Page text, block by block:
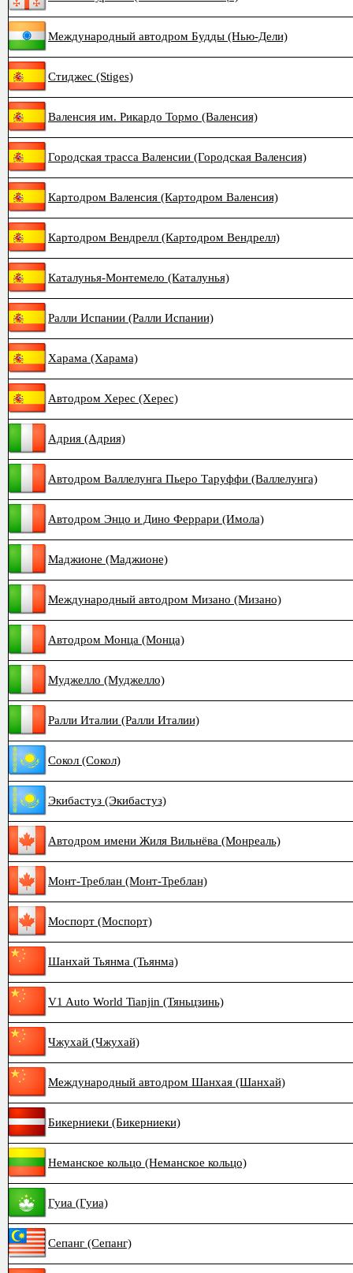
Международный автодром Будды (Нью-Дели)
Стиджес (Stiges)
Валенсия им. Рикардо Тормо (Валенсия)
Городская трасса Валенсии (Городская Валенсия)
Картодром Валенсия (Картодром Валенсия)
Картодром Вендрелл (Картодром Вендрелл)
Каталунья-Монтемело (Каталунья)
Ралли Испании (Ралли Испании)
Харама (Харама)
Автодром Херес (Херес)
Адрия (Адрия)
Автодром Валлелунга Пьеро Таруффи (Валлелунга)
Автодром Энцо и Дино Феррари (Имола)
Маджионе (Маджионе)
Международный автодром Мизано (Мизано)
Автодром Монца (Монца)
Муджелло (Муджелло)
Ралли Италии (Ралли Италии)
Сокол (Сокол)
Экибастуз (Экибастуз)
Автодром имени Жиля Вильнёва (Монреаль)
Монт-Треблан (Монт-Треблан)
Моспорт (Моспорт)
Шанхай Тьянма (Тьянма)
V1 Auto World Tianjin (Тяньцзинь)
Чжухай (Чжухай)
Международный автодром Шанхая (Шанхай)
Бикерниеки (Бикерниеки)
Неманское кольцо (Неманское кольцо)
Гуиа (Гуиа)
Сепанг (Сепанг)